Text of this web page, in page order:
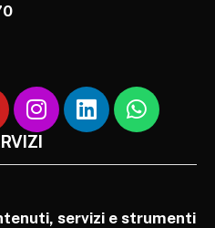
servizi e strumenti